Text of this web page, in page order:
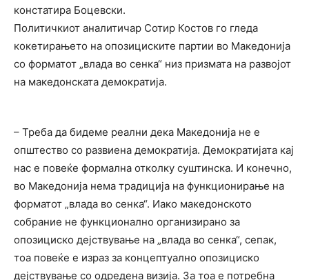
констатира Боцевски.
Политичкиот аналитичар Сотир Костов го гледа
кокетирањето на опозициските партии во Македонија
со форматот „влада во сенка“ низ призмата на развојот
на македонската демократија.
– Треба да бидеме реални дека Македонија не е
општество со развиена демократија. Демократијата кај
нас е повеќе формална отколку суштинска. И конечно,
во Македонија нема традиција на функционирање на
форматот „влада во сенка“. Иако македонското
собрание не функционално организирано за
опозициско дејствување на „влада во сенка“, сепак,
тоа повеќе е израз за концептуално опозициско
дејствување со одредена визија. За тоа е потребна